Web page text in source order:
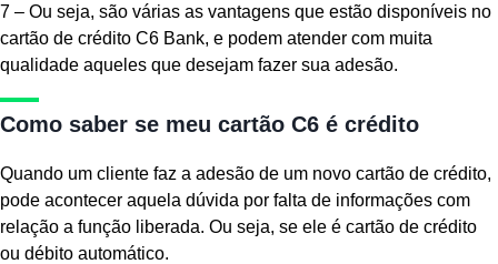
7 – Ou seja, são várias as vantagens que estão disponíveis no
cartão de crédito C6 Bank, e podem atender com muita
qualidade aqueles que desejam fazer sua adesão.
Como saber se meu cartão C6 é crédito
Quando um cliente faz a adesão de um novo cartão de crédito,
pode acontecer aquela dúvida por falta de informações com
relação a função liberada. Ou seja, se ele é cartão de crédito
ou débito automático.